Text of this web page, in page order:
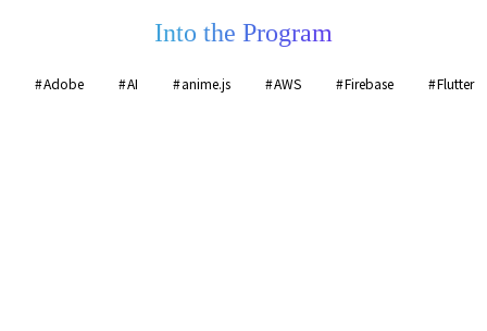
Into the Program
Adobe AI anime.js AWS Firebase Flutter